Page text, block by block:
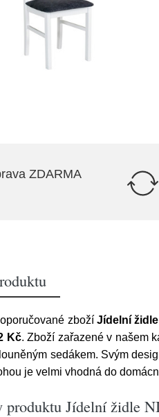
ZDARMA
zbožíJídelní
Kč. Zboží zařazené v našem
sedákem. Svým
je velmi vhodná do
produktu Jídelní židle